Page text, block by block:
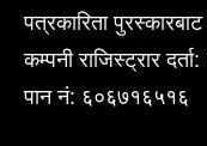
पत्रकारिता
कम्पनी राजिस्ट्रार
पान नं: ६०६७१६५१६